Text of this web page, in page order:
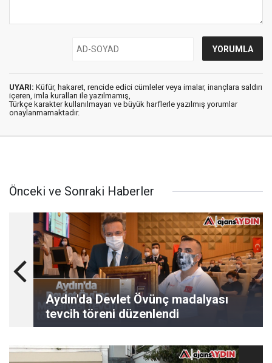
UYARI: Küfür, hakaret, rencide edici cümleler veya imalar, inançlara saldırı
içeren, imla kuralları ile yazılmamış,
Türkçe karakter kullanılmayan ve büyük harflerle yazılmış yorumlar
onaylanmamaktadır.
Önceki ve Sonraki Haberler
Aydın'da Devlet Övünç madalyası
tevcih töreni düzenlendi